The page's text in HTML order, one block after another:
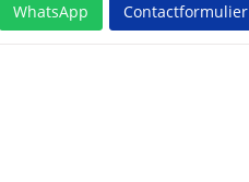
WhatsApp Contactformulier